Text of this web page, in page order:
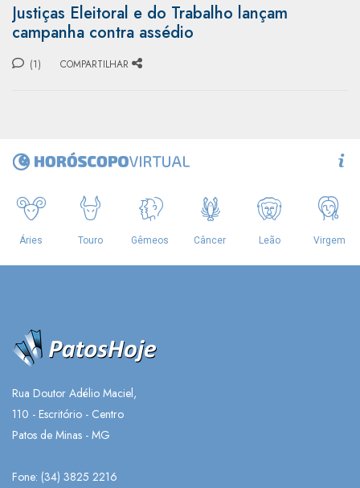
Justiças Eleitoral e do Trabalho lançam
campanha contra assédio
(1) COMPARTILHAR
Rua Doutor Adélio Maciel,
110 - Escritório - Centro
Patos de Minas - MG
Fone: (34) 3825 2216